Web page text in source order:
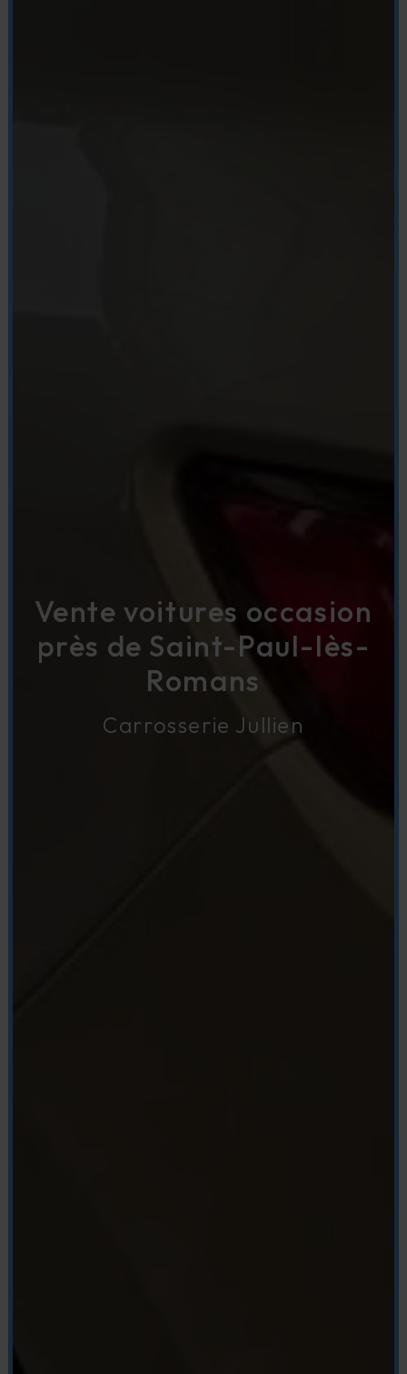
Vente voitures occasion
près de Saint-Paul-lès-
Romans
Carrosserie Jullien